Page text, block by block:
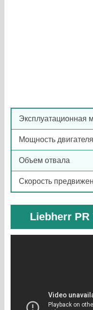
Эксплуатационная
Мощность двигателя
Объем отвала
Скорость
Liebherr